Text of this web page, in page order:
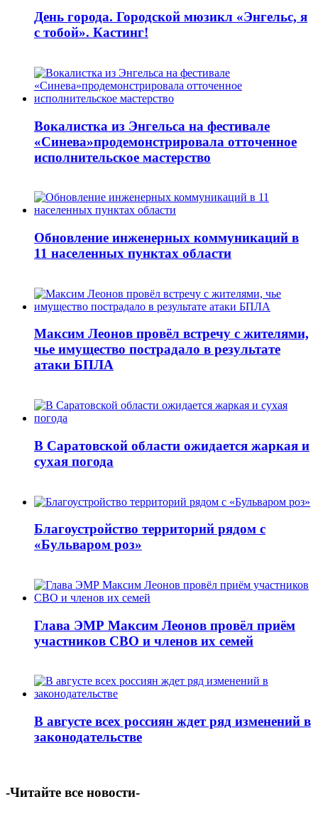
День города. Городской мюзикл «Энгельс, я
с тобой». Кастинг!
Вокалистка из Энгельса на фестивале
«Синева»продемонстрировала отточенное
исполнительское мастерство
Обновление инженерных коммуникаций в
11 населенных пунктах области
Максим Леонов провёл встречу с жителями,
чье имущество пострадало в результате
атаки БПЛА
В Саратовской области ожидается жаркая и
сухая погода
Благоустройство территорий рядом с
«Бульваром роз»
Глава ЭМР Максим Леонов провёл приём
участников СВО и членов их семей
В августе всех россиян ждет ряд изменений в
законодательстве
-Читайте все новости-